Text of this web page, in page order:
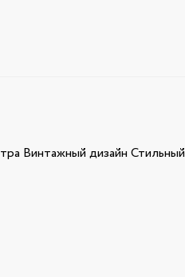
Винтажный дизайн Стильный